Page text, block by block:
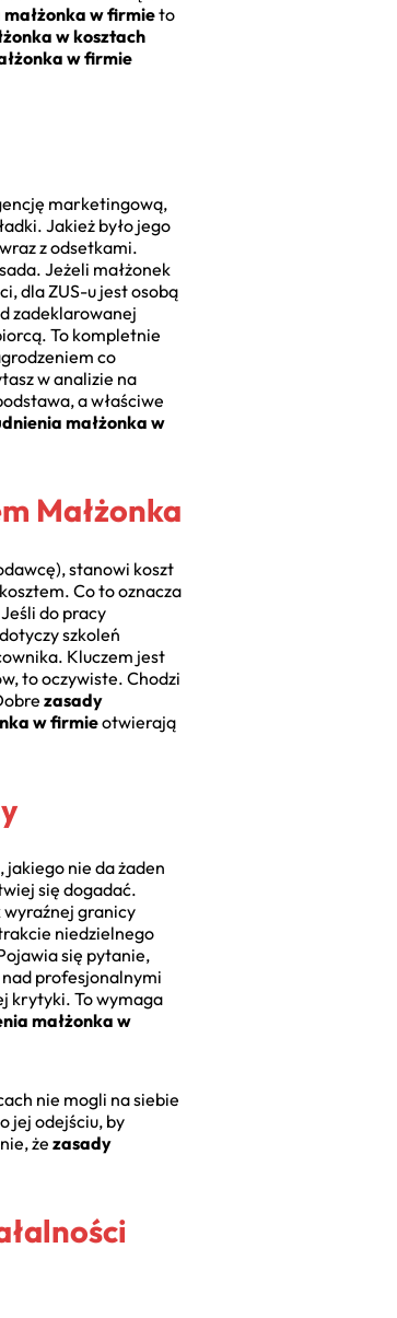
w firmieto
w kosztach
w firmie
marketingową,
Jakież było jego
z odsetkami.
Jeżeli małżonek
dla ZUS-u jest osobą
zadeklarowanej
To kompletnie
co
w analizie na
a właściwe
małżonka w
Małżonka
stanowi koszt
Co to oznacza
do pracy
szkoleń
Kluczem jest
to oczywiste. Chodzi
zasady
w firmieotwierają
nie da żaden
się dogadać.
wyraźnej granicy
niedzielnego
się pytanie,
profesjonalnymi
krytyki. To wymaga
małżonka w
nie mogli na siebie
jej odejściu, by
że zasady